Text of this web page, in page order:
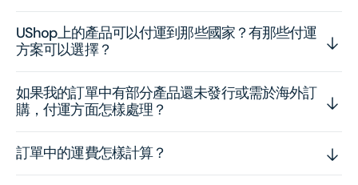
UShop上的產品可以付運到那些國家？有那些付運
方案可以選擇？
如果我的訂單中有部分產品還未發行或需於海外訂
購，付運方面怎樣處理？
訂單中的運費怎樣計算？